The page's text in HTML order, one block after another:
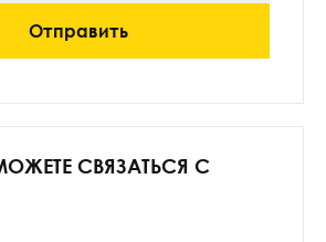
Отправить
СВЯЗАТЬСЯ С